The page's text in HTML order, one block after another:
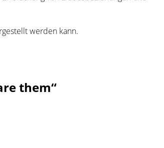
werden kann.
them“